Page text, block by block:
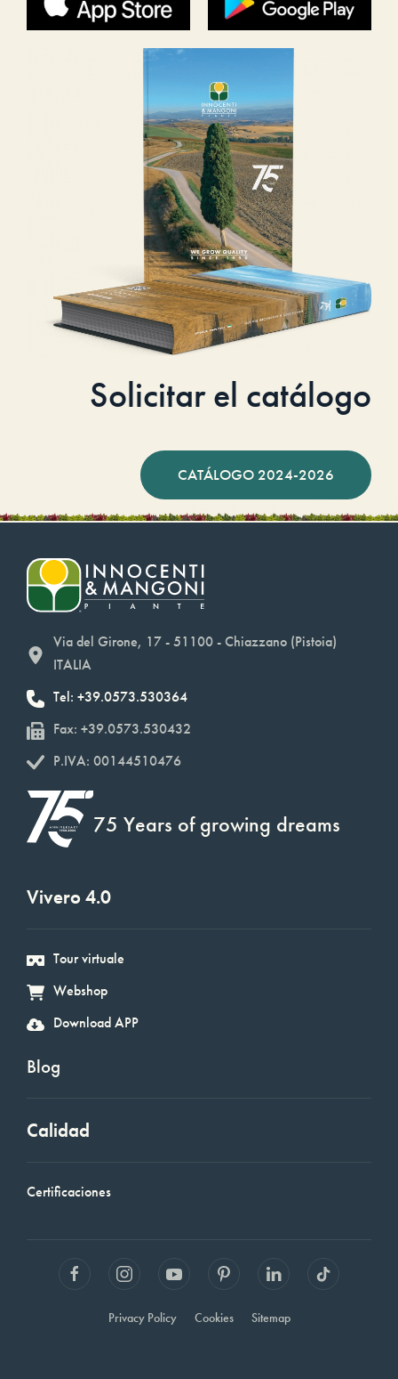
Solicitar el catálogo
CATÁLOGO 2024-2026
Via del Girone, 17 - 51100 - Chiazzano (Pistoia)
ITALIA
Tel: +39.0573.530364
Fax: +39.0573.530432
P.IVA: 00144510476
75 Years of growing dreams
Vivero 4.0
Tour virtuale
Webshop
Download APP
Blog
Calidad
Certificaciones
Privacy Policy Cookies Sitemap